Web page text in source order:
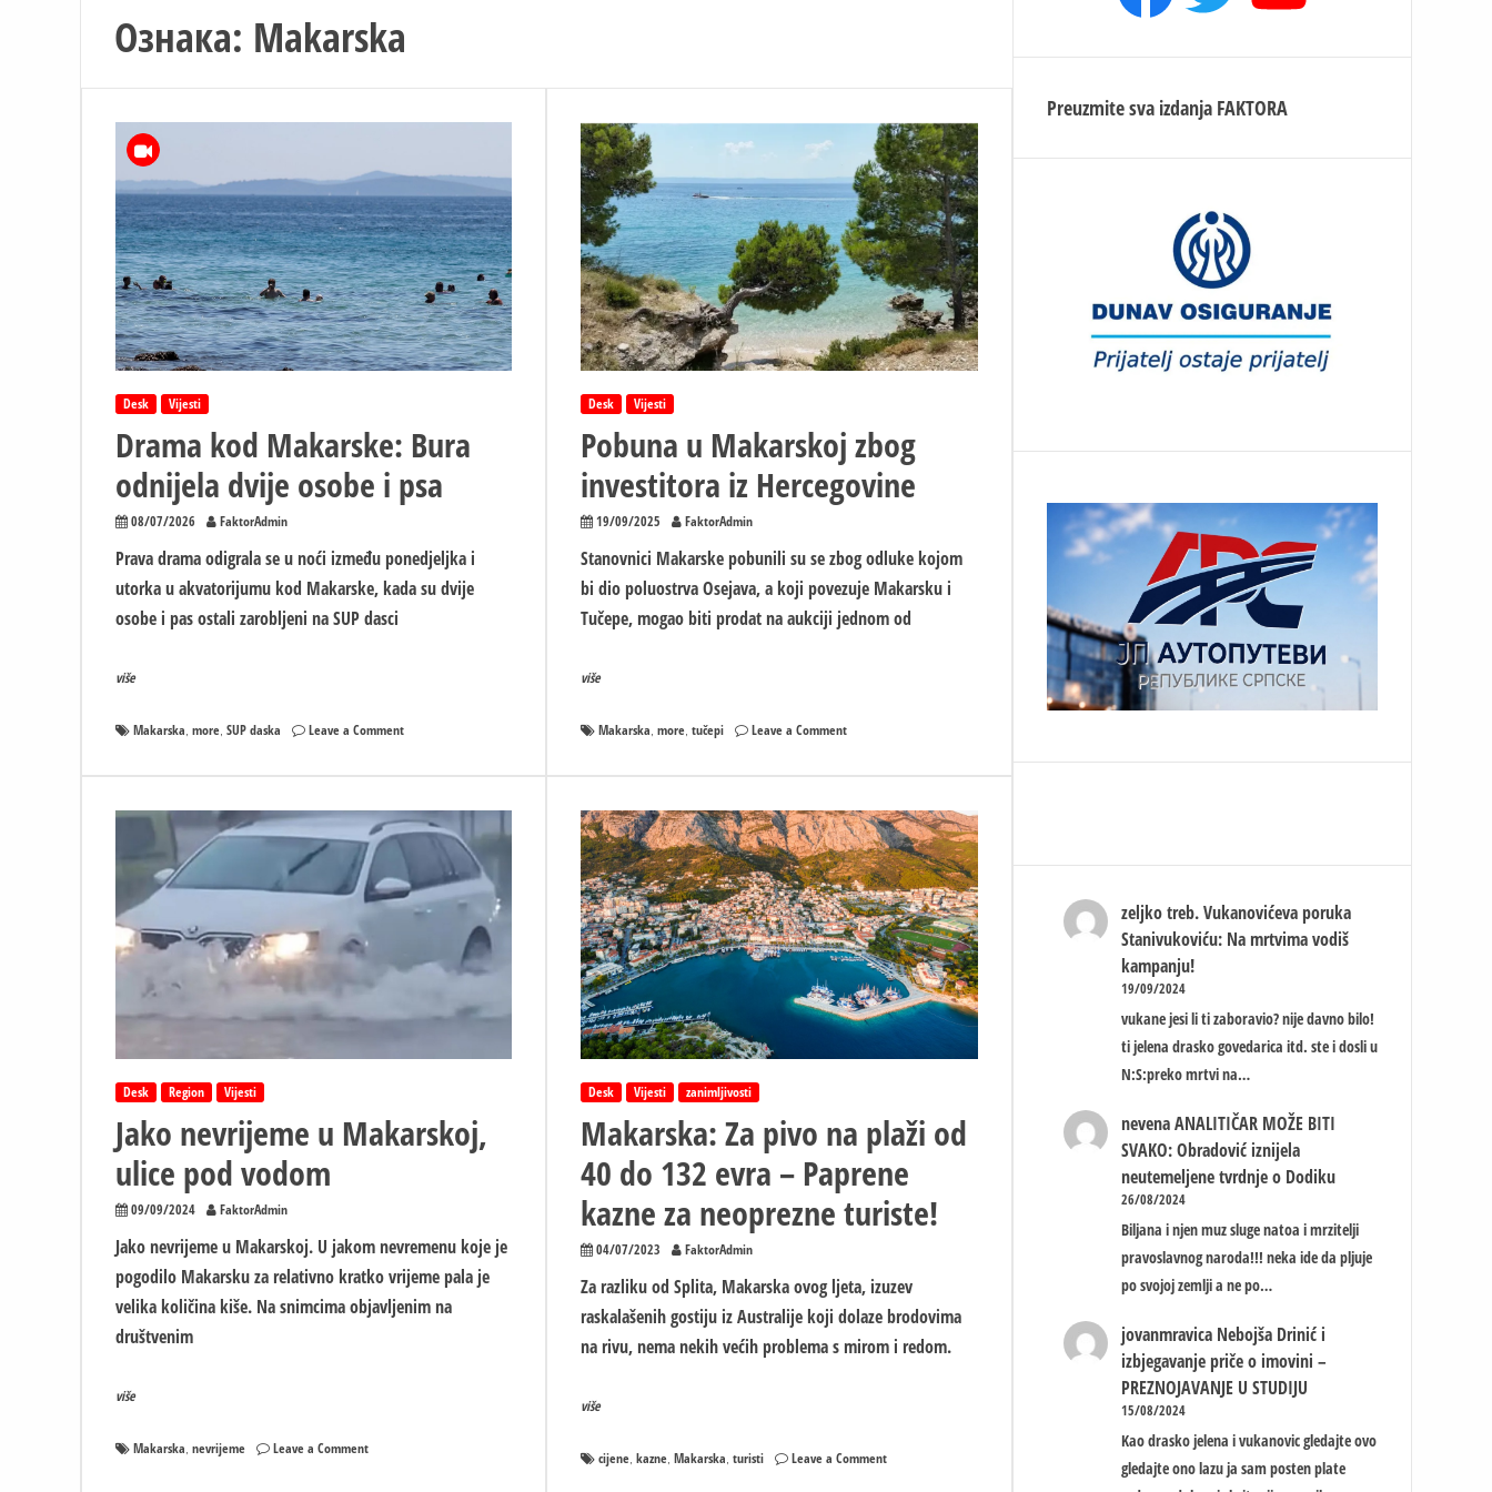
Ознака: Makarska
Desk Vijesti
Drama kod Makarske: Bura
odnijela dvije osobe i psa
08/07/2026 FaktorAdmin
Prava drama odigrala se u noći između ponedjeljka i
utorka u akvatorijumu kod Makarske, kada su dvije
osobe i pas ostali zarobljeni na SUP dasci
više
Makarska, more, SUP daska Leave a Commenton
kod
Bura
odnijela
dvije
osobe
i
Desk Vijesti
Pobuna u Makarskoj zbog
investitora iz Hercegovine
19/09/2025 FaktorAdmin
Stanovnici Makarske pobunili su se zbog odluke kojom
bi dio poluostrva Osejava, a koji povezuje Makarsku i
Tučepe, mogao biti prodat na aukciji jednom od
više
Makarska,more,tučepi Leave a Commenton
u
zbog
investitora
iz
Hercegovine
Desk Region Vijesti
Jako nevrijeme u Makarskoj,
ulice pod vodom
09/09/2024 FaktorAdmin
Jako nevrijeme u Makarskoj. U jakom nevremenu koje je
pogodilo Makarsku za relativno kratko vrijeme pala je
velika količina kiše. Na snimcima objavljenim na
društvenim
više
Makarska, nevrijeme Leave a Commenton
Desk Vijesti zanimljivosti
Makarska: Za pivo na plaži od
40 do 132 evra – Paprene
kazne za neoprezne turiste!
04/07/2023 FaktorAdmin
Za razliku od Splita, Makarska ovog ljeta, izuzev
raskalašenih gostiju iz Australije koji dolaze brodovima
na rivu, nema nekih većih problema s mirom i redom.
više
cijene,kazne,Makarska,turisti Leave a Commenton
Preuzmite sva izdanja FAKTORA
zeljko treb. Vukanovićeva poruka
Stanivukoviću: Na mrtvima vodiš
kampanju!
19/09/2024
vukane jesi li ti zaboravio? nije davno bilo!
ti jelena drasko govedarica itd. ste i dosli u
N:S:preko mrtvi na…
nevena ANALITIČAR MOŽE BITI
SVAKO: Obradović iznijela
neutemeljene tvrdnje o Dodiku
26/08/2024
Biljana i njen muz sluge natoa i mrzitelji
pravoslavnog naroda!!! neka ide da pljuje
po svojoj zemlji a ne po…
jovanmravica Nebojša Drinić i
izbjegavanje priče o imovini –
PREZNOJAVANJE U STUDIJU
15/08/2024
Kao drasko jelena i vukanovic gledajte ovo
gledajte ono lazu ja sam posten plate